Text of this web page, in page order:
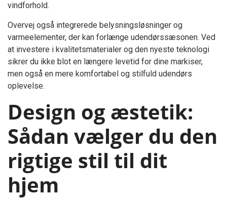
vindforhold.
Overvej også integrerede belysningsløsninger og
varmeelementer, der kan forlænge udendørssæsonen. Ved
at investere i kvalitetsmaterialer og den nyeste teknologi
sikrer du ikke blot en længere levetid for dine markiser,
men også en mere komfortabel og stilfuld udendørs
oplevelse.
Design og æstetik:
Sådan vælger du den
rigtige stil til dit
hjem